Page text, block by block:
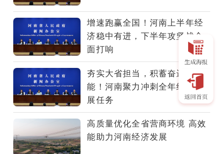
策
文
推
出
一
子
惠
施，
增速跑赢全国！河南上半年经
济稳中有进，下半年攻坚战全
面打响
夯实大省担当，积蓄奋进动
能！河南聚力冲刺全年经济发
展任务
高质量优化全省营商环境 高效
能助力河南经济发展